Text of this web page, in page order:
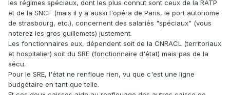
les régimes spéciaux, dont les plus connut sont ceux de la RATP
et de la SNCF (mais il y a aussi l'opéra de Paris, le port autonome
de strasbourg, etc.), concernent des salariés "spéciaux" (vous
noterez les gros guillemets) justement.
Les fonctionnaires eux, dépendent soit de la CNRACL (territoriaux
et hospitalier) soit du SRE (fonctionnaire d'état) mais pas de la
sécu.
Pour le SRE, l'état ne renfloue rien, vu que c'est une ligne
budgétaire en tant que telle.